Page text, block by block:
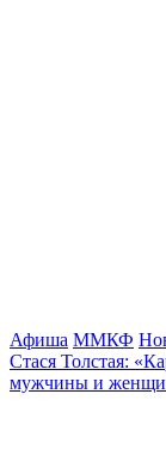
Афиша ММКФ
Стася Толстая:
мужчины и